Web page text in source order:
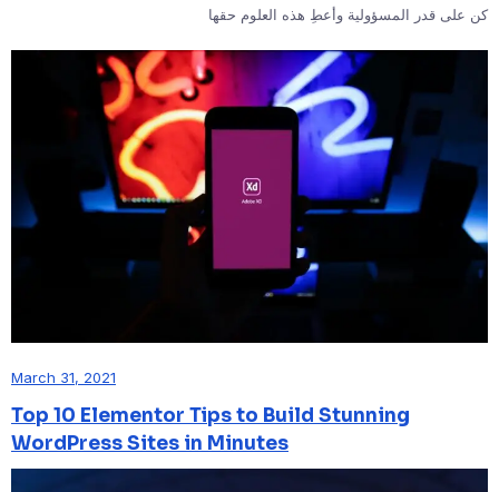
كن على قدر المسؤولية وأعطِ هذه العلوم حقها
March 31, 2021
Top 10 Elementor Tips to Build Stunning
WordPress Sites in Minutes